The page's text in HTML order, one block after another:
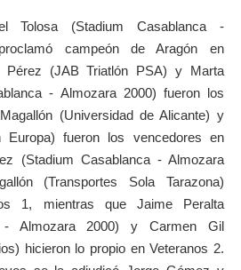
Tolosa (Stadium Casablanca -
campeón de Aragón en
Pérez (JAB Triatlón PSA) y Marta
- Almozara 2000) fueron los
(Universidad de Alicante) y
Europa) fueron los vencedores en
(Stadium Casablanca - Almozara
(Transportes Sola Tarazona)
1, mientras que Jaime Peralta
- Almozara 2000) y Carmen Gil
hicieron lo propio en Veteranos 2.